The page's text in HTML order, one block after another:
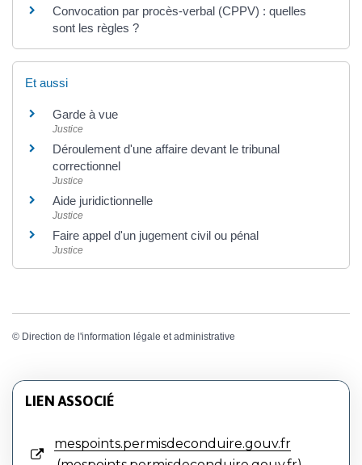
Convocation par procès-verbal (CPPV) : quelles
sont les règles ?
Et aussi
Garde à vue
Justice
Déroulement d'une affaire devant le tribunal
correctionnel
Justice
Aide juridictionnelle
Justice
Faire appel d'un jugement civil ou pénal
Justice
© Direction de l'information légale et administrative
LIEN ASSOCIÉ
mespoints.permisdeconduire.gouv.fr